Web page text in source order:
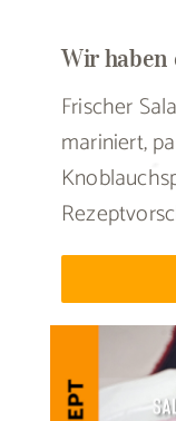
Wir haben
Frischer
mariniert,